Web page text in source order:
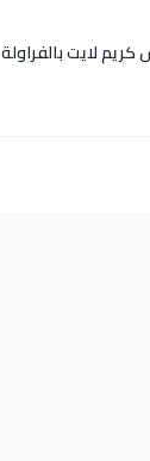
لايت بالفراولة